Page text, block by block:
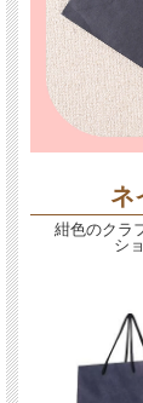
ネ
紺色のクラ
シ